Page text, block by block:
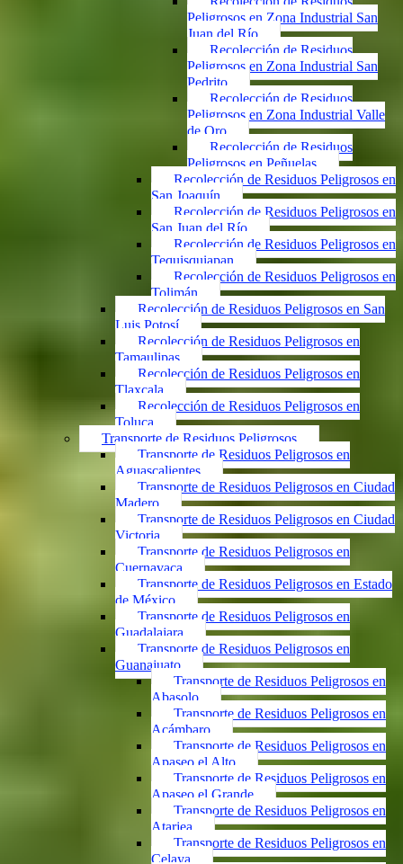
Peligrosos en Zona Industrial San
Juan del Río
Recolección de Residuos
Peligrosos en Zona Industrial San
Pedrito
Recolección de Residuos
Peligrosos en Zona Industrial Valle
de Oro
Recolección de Residuos
Peligrosos en Peñuelas
Recolección de Residuos Peligrosos en
San Joaquín
Recolección de Residuos Peligrosos en
San Juan del Río
Recolección de Residuos Peligrosos en
Tequisquiapan
Recolección de Residuos Peligrosos en
Tolimán
Recolección de Residuos Peligrosos en San
Luis Potosí
Recolección de Residuos Peligrosos en
Tamaulipas
Recolección de Residuos Peligrosos en
Tlaxcala
Recolección de Residuos Peligrosos en
Toluca
Transporte de Residuos Peligrosos
Transporte de Residuos Peligrosos en
Aguascalientes
Transporte de Residuos Peligrosos en Ciudad
Madero
Transporte de Residuos Peligrosos en Ciudad
Victoria
Transporte de Residuos Peligrosos en
Cuernavaca
Transporte de Residuos Peligrosos en Estado
de México
Transporte de Residuos Peligrosos en
Guadalajara
Transporte de Residuos Peligrosos en
Guanajuato
Transporte de Residuos Peligrosos en
Abasolo
Transporte de Residuos Peligrosos en
Acámbaro
Transporte de Residuos Peligrosos en
Apaseo el Alto
Transporte de Residuos Peligrosos en
Apaseo el Grande
Transporte de Residuos Peligrosos en
Atarjea
Transporte de Residuos Peligrosos en
Celaya